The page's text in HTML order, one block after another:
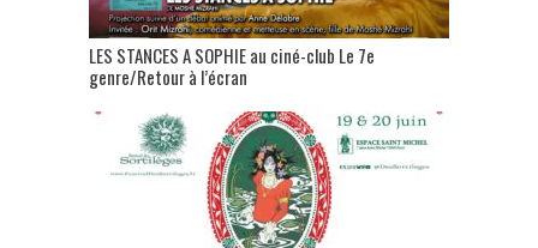
LES STANCES A SOPHIE au ciné-club Le 7e
genre/Retour à l’écran